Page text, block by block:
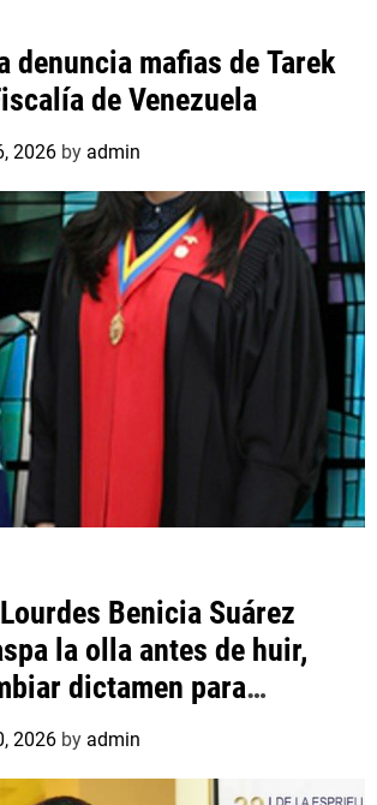
denuncia mafias de Tarek
de Venezuela
2026 by admin
Benicia Suárez
la olla antes de huir,
dictamen para
que René Díaz
de «Superautos
2026 by admin